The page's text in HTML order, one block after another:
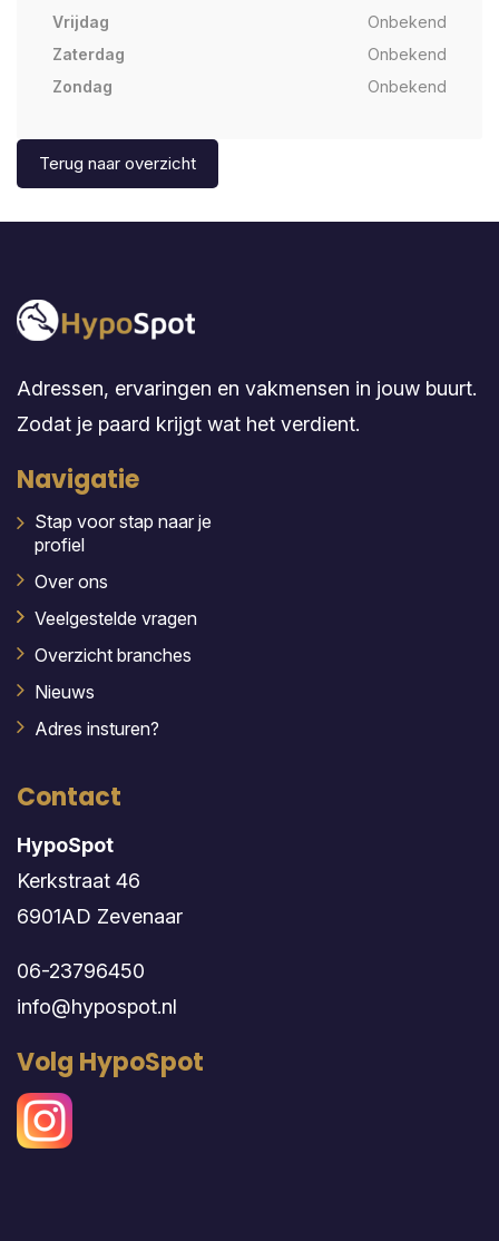
Vrijdag
Onbekend
Zaterdag
Onbekend
Zondag
Onbekend
Terug naar overzicht
Adressen, ervaringen en vakmensen in jouw buurt.
Zodat je paard krijgt wat het verdient.
Navigatie
Stap voor stap naar je
profiel
Over ons
Veelgestelde vragen
Overzicht branches
Nieuws
Adres insturen?
Contact
HypoSpot
Kerkstraat 46
6901AD Zevenaar
06-23796450
info@hypospot.nl
Volg HypoSpot